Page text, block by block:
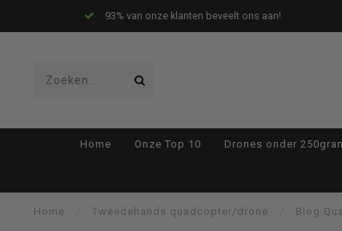
93% van onze klanten beveelt ons aan!
Home Onze Top 10 Drones onder
Home Tweedehands quadcopter/drone Blog